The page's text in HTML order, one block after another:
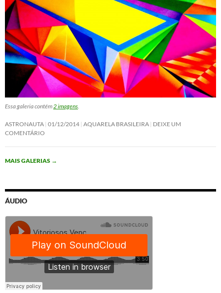
Essa galeria contém2 imagens.
ASTRONAUTA 01/12/2014 AQUARELA BRASILEIRA DEIXE UM
COMENTÁRIO
MAIS GALERIAS →
ÁUDIO